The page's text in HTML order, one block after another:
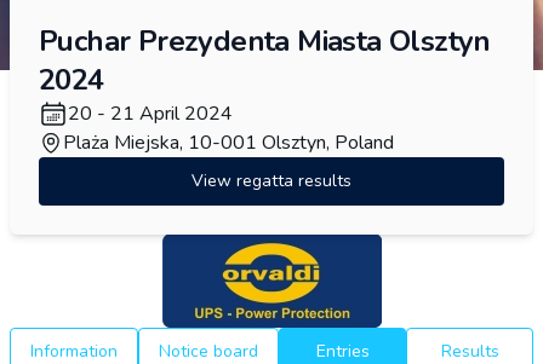
Puchar Prezydenta Miasta Olsztyn
2024
20 - 21 April 2024
Plaża Miejska, 10-001 Olsztyn, Poland
View regatta results
Information Notice board Entries Results